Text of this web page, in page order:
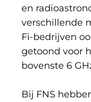
en
verschillende
Fi-bedrijven
getoond voor
bovenste 6
Bij FNS